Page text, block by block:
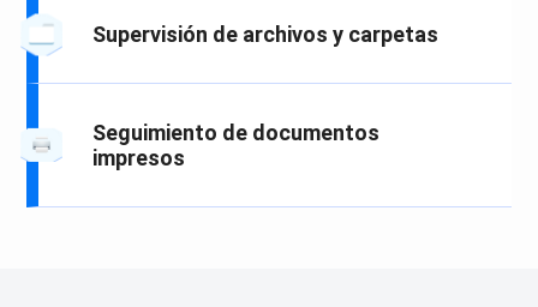
Supervisión de archivos y carpetas
Seguimiento de documentos
impresos